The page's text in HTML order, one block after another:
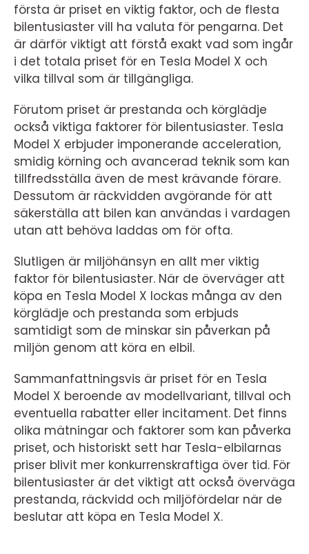
första är priset en viktig faktor, och de flesta
bilentusiaster vill ha valuta för pengarna. Det
är därför viktigt att förstå exakt vad som ingår
i det totala priset för en Tesla Model X och
vilka tillval som är tillgängliga.
Förutom priset är prestanda och körglädje
också viktiga faktorer för bilentusiaster. Tesla
Model X erbjuder imponerande acceleration,
smidig körning och avancerad teknik som kan
tillfredsställa även de mest krävande förare.
Dessutom är räckvidden avgörande för att
säkerställa att bilen kan användas i vardagen
utan att behöva laddas om för ofta.
Slutligen är miljöhänsyn en allt mer viktig
faktor för bilentusiaster. När de överväger att
köpa en Tesla Model X lockas många av den
körglädje och prestanda som erbjuds
samtidigt som de minskar sin påverkan på
miljön genom att köra en elbil.
Sammanfattningsvis är priset för en Tesla
Model X beroende av modellvariant, tillval och
eventuella rabatter eller incitament. Det finns
olika mätningar och faktorer som kan påverka
priset, och historiskt sett har Tesla-elbilarnas
priser blivit mer konkurrenskraftiga över tid. För
bilentusiaster är det viktigt att också överväga
prestanda, räckvidd och miljöfördelar när de
beslutar att köpa en Tesla Model X.